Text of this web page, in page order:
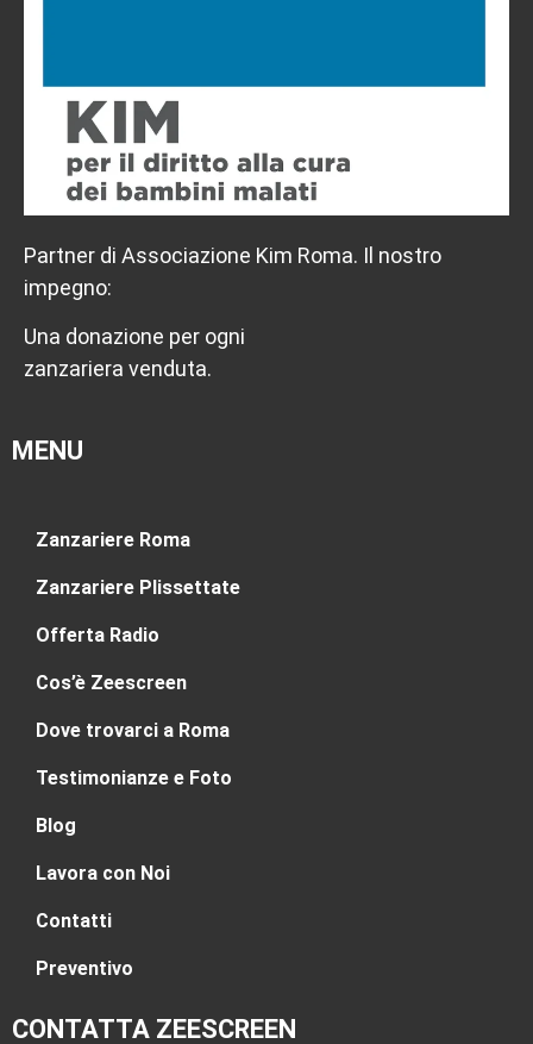
Partner di Associazione Kim Roma. Il nostro
impegno:
Una donazione per ogni
zanzariera venduta.
MENU
Zanzariere Roma
Zanzariere Plissettate
Offerta Radio
Cos’è Zeescreen
Dove trovarci a Roma
Testimonianze e Foto
Blog
Lavora con Noi
Contatti
Preventivo
CONTATTA ZEESCREEN